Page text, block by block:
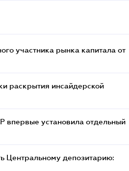
участника рынка капитала от
раскрытия инсайдерской
впервые установила отдельный
Центральному депозитарию: